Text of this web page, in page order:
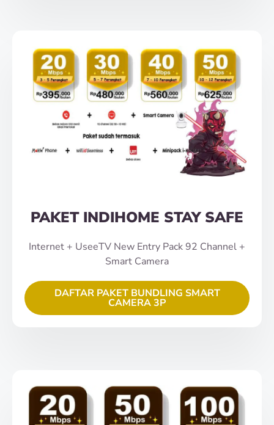
PAKET INDIHOME STAY SAFE
Internet + UseeTV New Entry Pack 92 Channel +
Smart Camera
DAFTAR PAKET BUNDLING SMART
CAMERA 3P